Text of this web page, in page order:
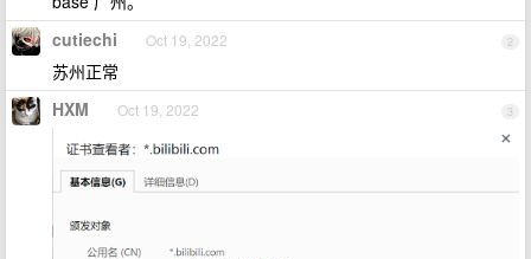
2
cutiechi Oct 19, 2022
苏州正常
3
HXM Oct 19, 2022